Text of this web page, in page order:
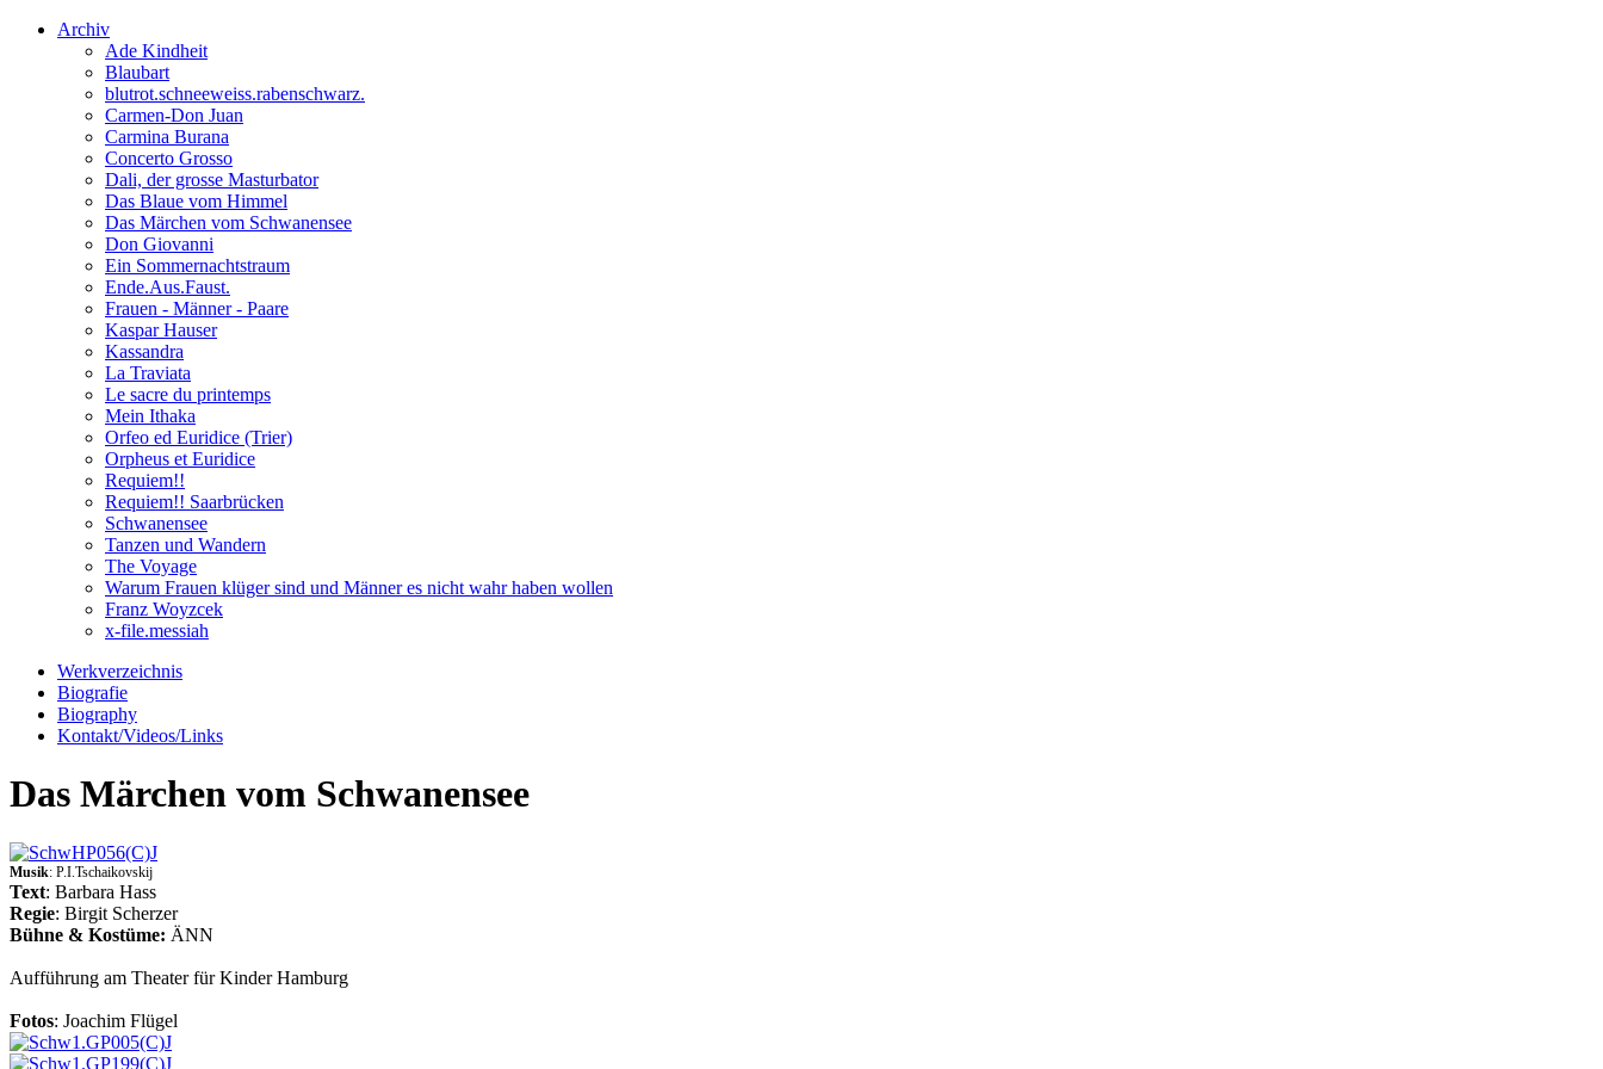
Archiv
Ade Kindheit
Blaubart
blutrot.schneeweiss.rabenschwarz.
Carmen-Don Juan
Carmina Burana
Concerto Grosso
Dali, der grosse Masturbator
Das Blaue vom Himmel
Das Märchen vom Schwanensee
Don Giovanni
Ein Sommernachtstraum
Ende.Aus.Faust.
Frauen - Männer - Paare
Kaspar Hauser
Kassandra
La Traviata
Le sacre du printemps
Mein Ithaka
Orfeo ed Euridice (Trier)
Orpheus et Euridice
Requiem!!
Requiem!! Saarbrücken
Schwanensee
Tanzen und Wandern
The Voyage
Warum Frauen klüger sind und Männer es nicht wahr haben wollen
Franz Woyzcek
x-file.messiah
Werkverzeichnis
Biografie
Biography
Kontakt/Videos/Links
Das Märchen vom Schwanensee
Musik: P.I.Tschaikovskij
Text: Barbara Hass
Regie: Birgit Scherzer
Bühne & Kostüme: ÄNN
Aufführung am Theater für Kinder Hamburg
Fotos: Joachim Flügel